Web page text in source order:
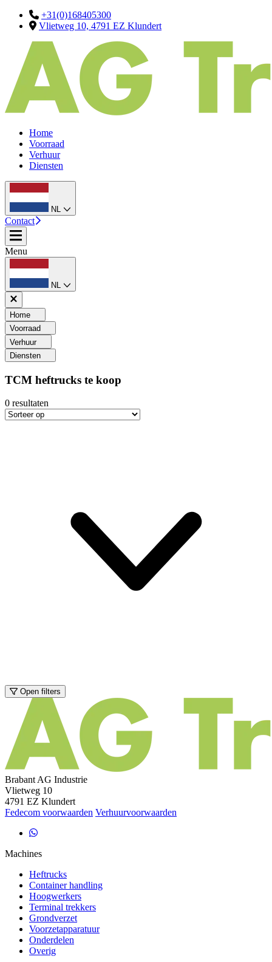
+31(0)168405300
Vlietweg 10, 4791 EZ Klundert
Home
Voorraad
Verhuur
Diensten
NL
Contact
Menu
NL
Home
Voorraad
Verhuur
Diensten
TCM heftrucks te koop
0 resultaten
Open filters
Brabant AG Industrie
Vlietweg 10
4791 EZ Klundert
Fedecom voorwaarden Verhuurvoorwaarden
Machines
Heftrucks
Container handling
Hoogwerkers
Terminal trekkers
Grondverzet
Voorzetapparatuur
Onderdelen
Overig